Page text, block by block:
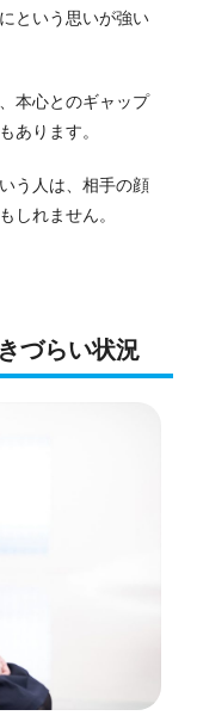
という思いが強い
本心とのギャップ
あります。
う人は、相手の顔
しれません。
づらい状況